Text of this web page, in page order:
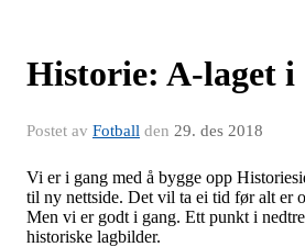
Historie: A-laget i
Postet av Fotball den 29. des 2018
Vi er i gang med å bygge opp
til ny nettside. Det vil ta ei tid før alt er
Men vi er godt i gang. Ett punkt i
historiske lagbilder.